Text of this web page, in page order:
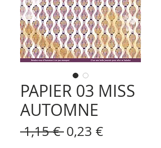
PAPIER 03 MISS
AUTOMNE
1,15 € Prix
0,23 €Prix